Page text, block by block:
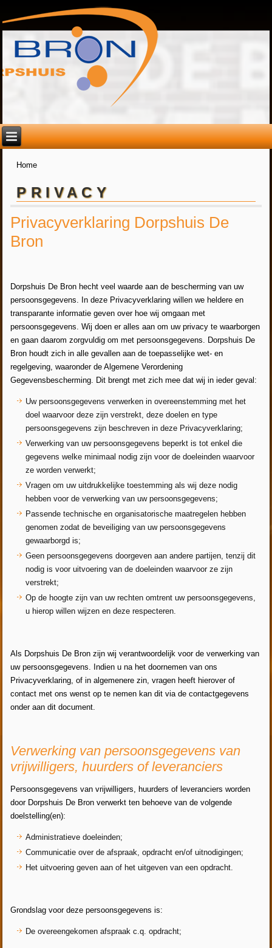
U bent hier
Home
PRIVACY
Privacyverklaring Dorpshuis De
Bron
Dorpshuis De Bron hecht veel waarde aan de bescherming van uw
persoonsgegevens. In deze Privacyverklaring willen we heldere en
transparante informatie geven over hoe wij omgaan met
persoonsgegevens. Wij doen er alles aan om uw privacy te waarborgen
en gaan daarom zorgvuldig om met persoonsgegevens. Dorpshuis De
Bron houdt zich in alle gevallen aan de toepasselijke wet- en
regelgeving, waaronder de Algemene Verordening
Gegevensbescherming. Dit brengt met zich mee dat wij in ieder geval:
Uw persoonsgegevens verwerken in overeenstemming met het
doel waarvoor deze zijn verstrekt, deze doelen en type
persoonsgegevens zijn beschreven in deze Privacyverklaring;
Verwerking van uw persoonsgegevens beperkt is tot enkel die
gegevens welke minimaal nodig zijn voor de doeleinden waarvoor
ze worden verwerkt;
Vragen om uw uitdrukkelijke toestemming als wij deze nodig
hebben voor de verwerking van uw persoonsgegevens;
Passende technische en organisatorische maatregelen hebben
genomen zodat de beveiliging van uw persoonsgegevens
gewaarborgd is;
Geen persoonsgegevens doorgeven aan andere partijen, tenzij dit
nodig is voor uitvoering van de doeleinden waarvoor ze zijn
verstrekt;
Op de hoogte zijn van uw rechten omtrent uw persoonsgegevens,
u hierop willen wijzen en deze respecteren.
Als Dorpshuis De Bron zijn wij verantwoordelijk voor de verwerking van
uw persoonsgegevens. Indien u na het doornemen van ons
Privacyverklaring, of in algemenere zin, vragen heeft hierover of
contact met ons wenst op te nemen kan dit via de contactgegevens
onder aan dit document.
Verwerking van persoonsgegevens van
vrijwilligers, huurders of leveranciers
Persoonsgegevens van vrijwilligers, huurders of leveranciers worden
door Dorpshuis De Bron verwerkt ten behoeve van de volgende
doelstelling(en):
Administratieve doeleinden;
Communicatie over de afspraak, opdracht en/of uitnodigingen;
Het uitvoering geven aan of het uitgeven van een opdracht.
Grondslag voor deze persoonsgegevens is:
De overeengekomen afspraak c.q. opdracht;